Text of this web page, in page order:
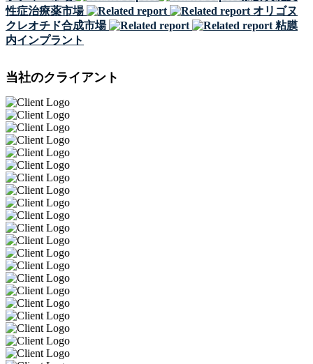
性症治療薬市場
オリゴヌ
クレオチド合成市場
粘膜
内インプラント
当社のクライアント